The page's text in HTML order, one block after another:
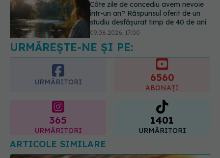
Reclamele din platformele medicale
AI pot influența prescrierea
medicamentelor
09.08.2026, 21:00
URMĂREȘTE-NE ȘI PE:
URMĂRITORI 6560
ABONAȚI
365
URMĂRITORI
1401
URMĂRITORI
ARTICOLE SIMILARE